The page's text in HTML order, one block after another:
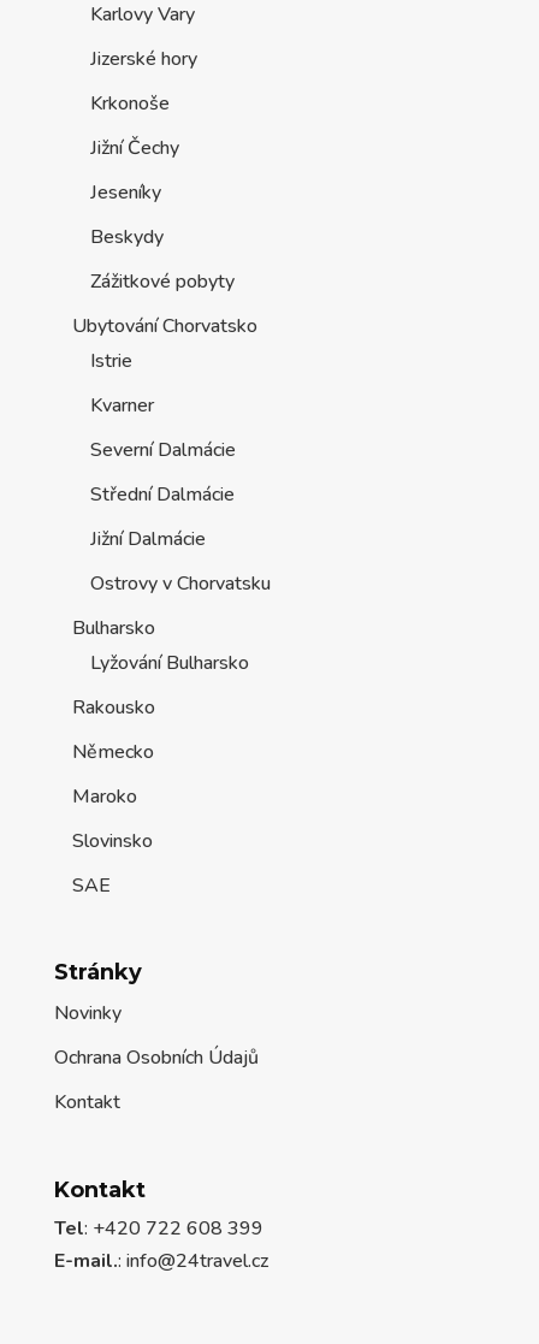
Istrie
Kvarner
Severní Dalmácie
Střední Dalmácie
Jižní Dalmácie
Ostrovy v Chorvatsku
Bulharsko
Lyžování Bulharsko
Rakousko
Německo
Maroko
Slovinsko
SAE
Kontakt
E-mail.:info@24travel.cz